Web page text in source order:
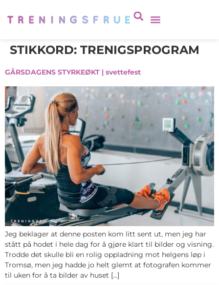
STIKKORD: TRENIGSPROGRAM
GÅRSDAGENS STYRKEØKT | svettefest
Jeg beklager at denne posten kom litt sent ut, men jeg har
stått på hodet i hele dag for å gjøre klart til bilder og visning.
Trodde det skulle bli en rolig oppladning mot helgens løp i
Tromsø, men jeg hadde jo helt glemt at fotografen kommer
til uken for å ta bilder av huset […]